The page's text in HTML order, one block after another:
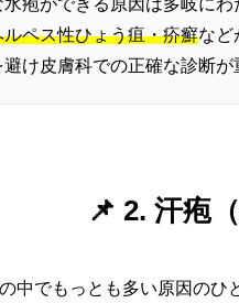
疱ができる原因は多岐にわ
ペス性ひょう疽・疥癬など
け皮膚科での正確な診断が
📌 2. 汗疱
中でもっとも多い原因のひ